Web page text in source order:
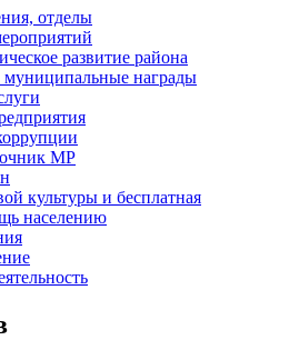
отделы
развитие района
муниципальные награды
МР
культуры и бесплатная
населению